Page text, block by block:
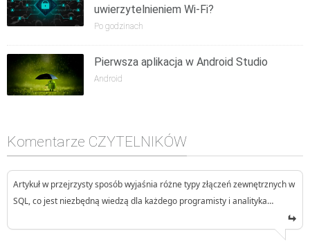
uwierzytelnieniem Wi-Fi?
Po godzinach
Pierwsza aplikacja w Android Studio
Android
Komentarze CZYTELNIKÓW
Artykuł w przejrzysty sposób wyjaśnia różne typy złączeń zewnętrznych w
SQL, co jest niezbędną wiedzą dla każdego programisty i analityka…